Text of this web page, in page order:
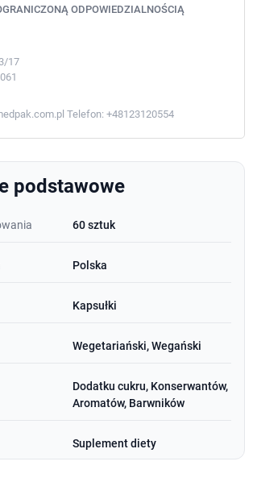
ODPOWIEDZIALNOŚCIĄ
17
Telefon: +48123120554
podstawowe
60 sztuk
Polska
Kapsułki
Wegetariański, Wegański
Dodatku cukru, Konserwantów,
Aromatów, Barwników
Suplement diety